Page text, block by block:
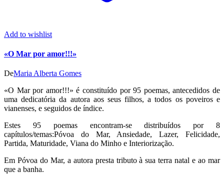
Add to wishlist
«O Mar por amor!!!»
DeMaria Alberta Gomes
«O Mar por amor!!!» é constituído por 95 poemas, antecedidos de
uma dedicatória da autora aos seus filhos, a todos os poveiros e
vianenses, e seguidos de índice.
Estes 95 poemas encontram-se distribuídos por 8
capítulos/temas:Póvoa do Mar, Ansiedade, Lazer, Felicidade,
Partida, Maturidade, Viana do Minho e Interiorização.
Em Póvoa do Mar, a autora presta tributo à sua terra natal e ao mar
que a banha.